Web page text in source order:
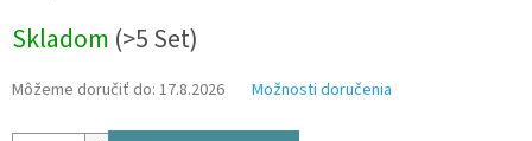
cena:
Skladom (>5 Set)
Môžeme doručiť do: 17.8.2026 Možnosti doručenia